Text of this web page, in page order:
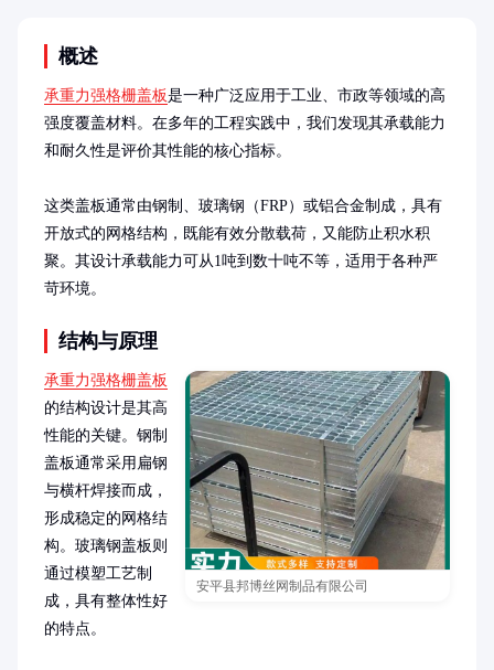
概述
承重力强格栅盖板是一种广泛应用于工业、市政等领域的高
强度覆盖材料。在多年的工程实践中，我们发现其承载能力
和耐久性是评价其性能的核心指标。
这类盖板通常由钢制、玻璃钢（FRP）或铝合金制成，具有
开放式的网格结构，既能有效分散载荷，又能防止积水积
聚。其设计承载能力可从1吨到数十吨不等，适用于各种严
苛环境。
结构与原理
安平县邦博丝网制品有限公司
承重力强格栅盖板
的结构设计是其高
性能的关键。钢制
盖板通常采用扁钢
与横杆焊接而成，
形成稳定的网格结
构。玻璃钢盖板则
通过模塑工艺制
成，具有整体性好
的特点。